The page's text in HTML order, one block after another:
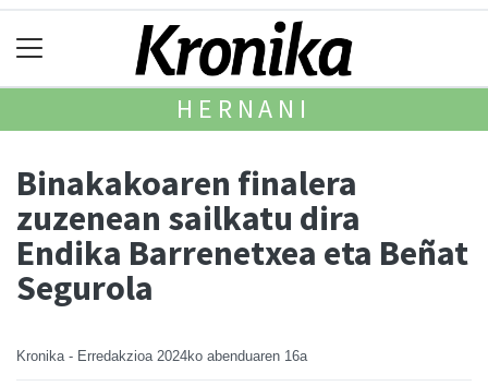
HERNANI
Binakakoaren finalera
zuzenean sailkatu dira
Endika Barrenetxea eta Beñat
Segurola
Kronika - Erredakzioa 2024ko abenduaren 16a